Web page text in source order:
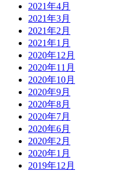
2021年4月
2021年3月
2021年2月
2021年1月
2020年12月
2020年11月
2020年10月
2020年9月
2020年8月
2020年7月
2020年6月
2020年2月
2020年1月
2019年12月